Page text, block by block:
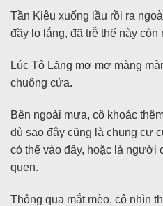
Tần Kiêu xuống lầu rồi ra
đầy lo lắng, đã trễ thế này còn
Lúc Tô Lăng mơ mơ màng
chuông cửa.
Bên ngoài mưa, cô khoác
dù sao đây cũng là chung cư
có thể vào đây, hoặc là người
quen.
Thông qua mắt mèo, cô nhìn